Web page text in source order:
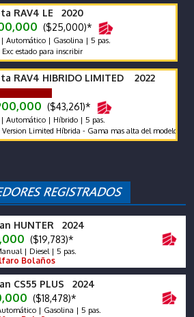
RAV4 LE 2020
($25,000)*
Automático | Gasolina | 5 pas.
para inscribir
RAV4 HIBRIDO LIMITED 2022
($43,261)*
Automático | Híbrido | 5 pas.
Limited Híbrida - Gama mas alta del modelo.
HUNTER 2024
($19,783)*
| Diesel | 5 pas.
Bolaños
CS55 PLUS 2024
($18,478)*
| Gasolina | 5 pas.